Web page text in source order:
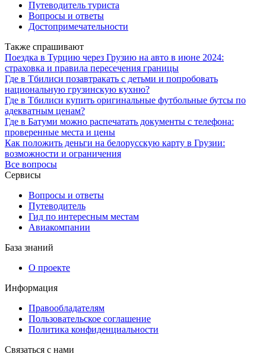
Путеводитель туриста
Вопросы и ответы
Достопримечательности
Также спрашивают
Поездка в Турцию через Грузию на авто в июне 2024:
страховка и правила пересечения границы
Где в Тбилиси позавтракать с детьми и попробовать
национальную грузинскую кухню?
Где в Тбилиси купить оригинальные футбольные бутсы по
адекватным ценам?
Где в Батуми можно распечатать документы с телефона:
проверенные места и цены
Как положить деньги на белорусскую карту в Грузии:
возможности и ограничения
Все вопросы
Сервисы
Вопросы и ответы
Путеводитель
Гид по интересным местам
Авиакомпании
База знаний
О проекте
Информация
Правообладателям
Пользовательское соглашение
Политика конфиденциальности
Связаться с нами